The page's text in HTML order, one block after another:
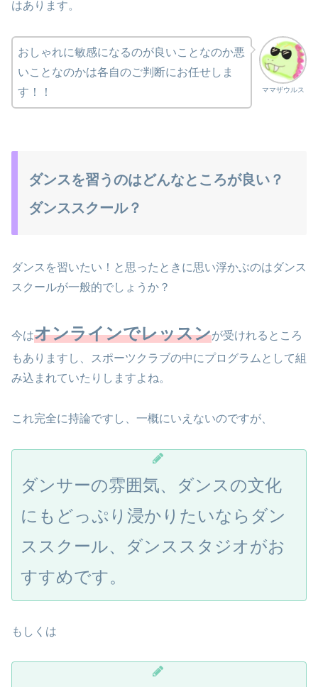
はあります。
ママザウルス
おしゃれに敏感になるのが良いことなのか悪
いことなのかは各自のご判断にお任せしま
す！！
ダンスを習うのはどんなところが良い？
ダンススクール？
ダンスを習いたい！と思ったときに思い浮かぶのはダンス
スクールが一般的でしょうか？
今はオンラインでレッスンが受けれるところ
もありますし、スポーツクラブの中にプログラムとして組
み込まれていたりしますよね。
これ完全に持論ですし、一概にいえないのですが、
ダンサーの雰囲気、ダンスの文化
にもどっぷり浸かりたいならダン
ススクール、ダンススタジオがお
すすめです。
もしくは